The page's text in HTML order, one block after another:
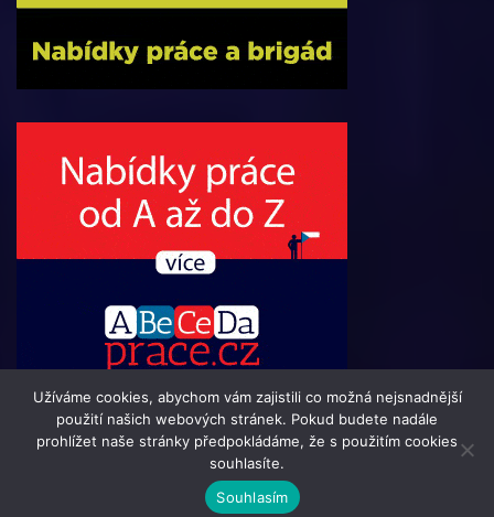
© 2016 - 2024 Informacni-Buletin.cz | člen skupiny 123jobs
Media | Všechna práva vyhrazena | Theme by
Užíváme cookies, abychom vám zajistili co možná nejsnadnější
použití našich webových stránek. Pokud budete nadále
prohlížet naše stránky předpokládáme, že s použitím cookies
souhlasíte.
Souhlasím